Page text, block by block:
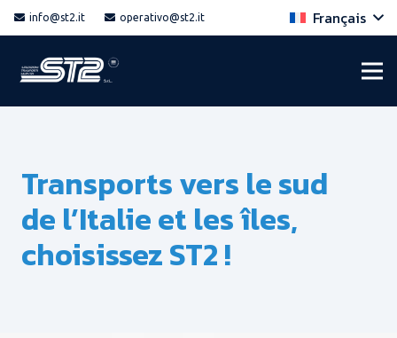
info@st2.it operativo@st2.it Français
Transports vers le sud
de l’Italie et les îles,
choisissez ST2 !